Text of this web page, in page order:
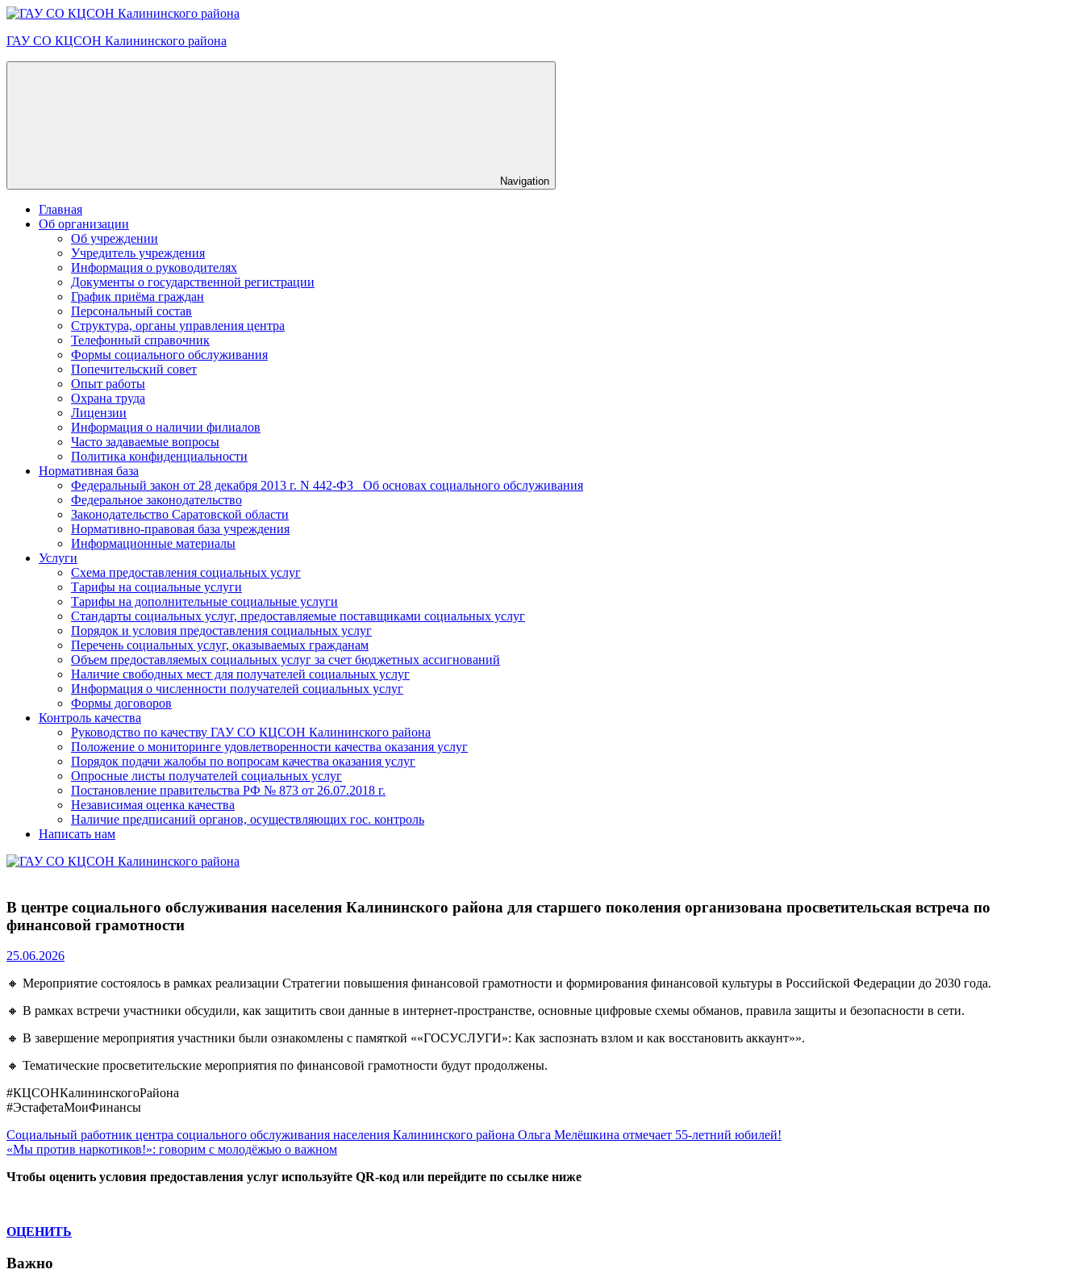
Skip
content
ГАУ СО КЦСОН Калининского района
Navigation
Главная
Об организации
Об учреждении
Учредитель учреждения
Информация о руководителях
Документы о государственной регистрации
График приёма граждан
Персональный состав
Структура, органы управления центра
Телефонный справочник
Формы социального обслуживания
Попечительский совет
Опыт работы
Охрана труда
Лицензии
Информация о наличии филиалов
Часто задаваемые вопросы
Политика конфиденциальности
Нормативная база
Федеральный закон от 28 декабря 2013 г. N 442-ФЗ _Об основах социального обслуживания
Федеральное законодательство
Законодательство Саратовской области
Нормативно-правовая база учреждения
Информационные материалы
Услуги
Схема предоставления социальных услуг
Тарифы на социальные услуги
Тарифы на дополнительные социальные услуги
Стандарты социальных услуг, предоставляемые поставщиками социальных услуг
Порядок и условия предоставления социальных услуг
Перечень социальных услуг, оказываемых гражданам
Объем предоставляемых социальных услуг за счет бюджетных ассигнований
Наличие свободных мест для получателей социальных услуг
Информация о численности получателей социальных услуг
Формы договоров
Контроль качества
Руководство по качеству ГАУ СО КЦСОН Калининского района
Положение о мониторинге удовлетворенности качества оказания услуг
Порядок подачи жалобы по вопросам качества оказания услуг
Опросные листы получателей социальных услуг
Постановление правительства РФ № 873 от 26.07.2018 г.
Независимая оценка качества
Наличие предписаний органов, осуществляющих гос. контроль
Написать нам
В центре социального обслуживания населения Калининского района для старшего поколения организована просветительская встреча по
финансовой грамотности
25.06.2026
🔸 Мероприятие состоялось в рамках реализации Стратегии повышения финансовой грамотности и формирования финансовой культуры в Российской Федерации до 2030 года.
🔸 В рамках встречи участники обсудили, как защитить свои данные в интернет-пространстве, основные цифровые схемы обманов, правила защиты и безопасности в сети.
🔸 В завершение мероприятия участники были ознакомлены с памяткой ««ГОСУСЛУГИ»: Как заспознать взлом и как восстановить аккаунт»».
🔸 Тематические просветительские мероприятия по финансовой грамотности будут продолжены.
#КЦСОНКалининскогоРайона
#ЭстафетаМоиФинансы
Навигация
по
записям
Previous
Post:
Социальный работник центра социального обслуживания населения Калининского района Ольга Мелёшкина отмечает 55-летний юбилей!
Next
«Мы против наркотиков!»: говорим с молодёжью о важном
Чтобы оценить условия предоставления услуг используйте QR-код или перейдите по ссылке ниже
ОЦЕНИТЬ
Важно